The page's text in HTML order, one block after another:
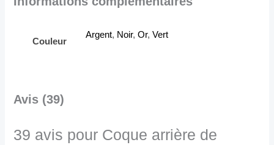
Couleur
Argent, Noir,Or,Vert
Avis (39)
39 avis pour Coque arrière de